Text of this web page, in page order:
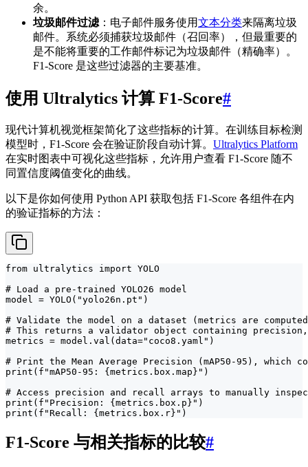
余。
垃圾邮件过滤 ：电子邮件服务使用文本分类来隔离垃圾
邮件。系统必须捕获垃圾邮件（召回率），但最重要的
是不能将重要的工作邮件标记为垃圾邮件（精确率）。
F1-Score 是这些过滤器的主要基准。
使用 Ultralytics 计算 F1-Score#
现代计算机视觉框架简化了这些指标的计算。在训练目标检测
模型时，F1-Score 会在验证阶段自动计算。 Ultralytics Platform
在实时图表中可视化这些指标，允许用户查看 F1-Score 随不
同置信度阈值变化的曲线。
以下是你如何使用 Python API 获取包括 F1-Score 各组件在内
的验证指标的方法：
from ultralytics import YOLO
# Load a pre-trained YOLO26 model
model = YOLO("yolo26n.pt")
# Validate the model on a dataset (metrics are
# This returns a validator object containing precision,
metrics = model.val(data="coco8.yaml")
# Print the Mean Average Precision (mAP50-95), which
print(f"mAP50-95: {metrics.box.map}")
# Access precision and recall arrays to manually
print(f"Precision: {metrics.box.p}")
print(f"Recall: {metrics.box.r}")
F1-Score 与相关指标的比较#